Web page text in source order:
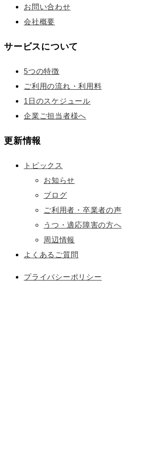
お問い合わせ
会社概要
サービスについて
5つの特徴
ご利用の流れ・利用料
1日のスケジュール
企業ご担当者様へ
更新情報
トピックス
お知らせ
ブログ
ご利用者・卒業者の声
うつ・適応障害の方へ
周辺情報
よくあるご質問
プライバシーポリシー